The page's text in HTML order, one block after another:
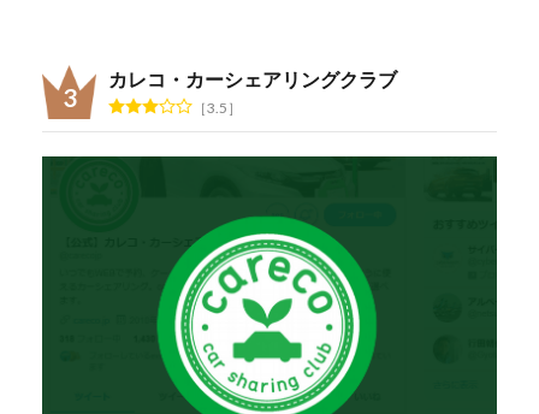
カレコ・カーシェアリングクラブ
3.5